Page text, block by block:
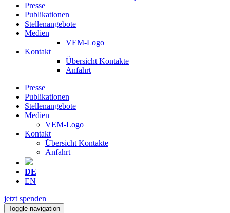
Presse
Publikationen
Stellenangebote
Medien
VEM-Logo
Kontakt
Übersicht Kontakte
Anfahrt
Presse
Publikationen
Stellenangebote
Medien
VEM-Logo
Kontakt
Übersicht Kontakte
Anfahrt
DE
EN
jetzt spenden
Toggle navigation